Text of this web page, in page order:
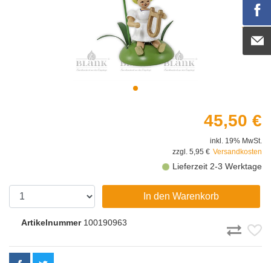
45,50 €
inkl. 19% MwSt.
zzgl. 5,95 € Versandkosten
Lieferzeit 2-3 Werktage
In den Warenkorb
Artikelnummer100190963